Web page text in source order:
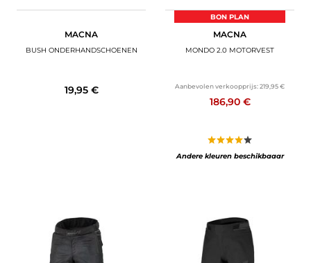
MACNA
BUSH ONDERHANDSCHOENEN
19,95 €
BON PLAN
MACNA
MONDO 2.0 MOTORVEST
Aanbevolen verkoopprijs:219,95 €
186,90 €
Andere kleuren beschikbaaar